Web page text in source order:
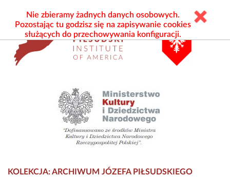
KOLEKCJA: ARCHIWUM JÓZEFA PIŁSUDSKIEGO
Nie zbieramy żadnych danych osobowych.
Pozostając tu godzisz się na zapisywanie cookies
służących do przechowywania konfiguracji.